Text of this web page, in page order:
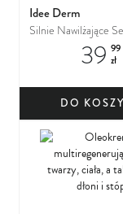
Idee Derm
Silnie Nawilżające
ektoiną do skóry
odwodnionej39 99
zł
DO